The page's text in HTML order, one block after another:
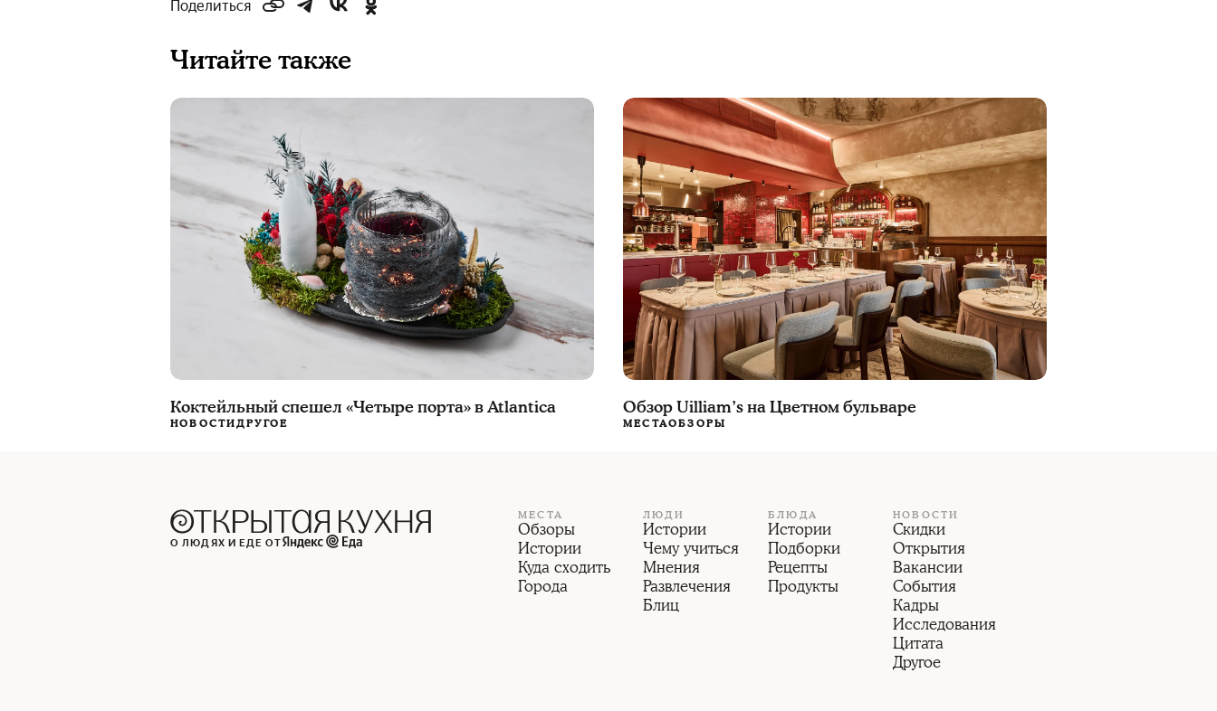
Поделиться
Читайте также
Коктейльный спешел «Четыре порта» в Atlantica
НОВОСТИДРУГОЕ
Обзор Uilliam’s на Цветном бульваре
МЕСТАОБЗОРЫ
О ЛЮДЯХ И ЕДЕ ОТ
МЕСТА
Обзоры
Истории
Куда сходить
Города
ЛЮДИ
Истории
Чему учиться
Мнения
Развлечения
Блиц
БЛЮДА
Истории
Подборки
Рецепты
Продукты
НОВОСТИ
Скидки
Открытия
Вакансии
События
Кадры
Исследования
Цитата
Другое